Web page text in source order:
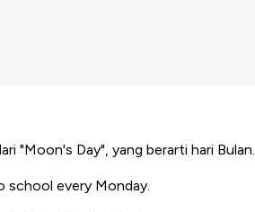
"Moon's Day", yang berarti hari Bulan.
school every Monday.